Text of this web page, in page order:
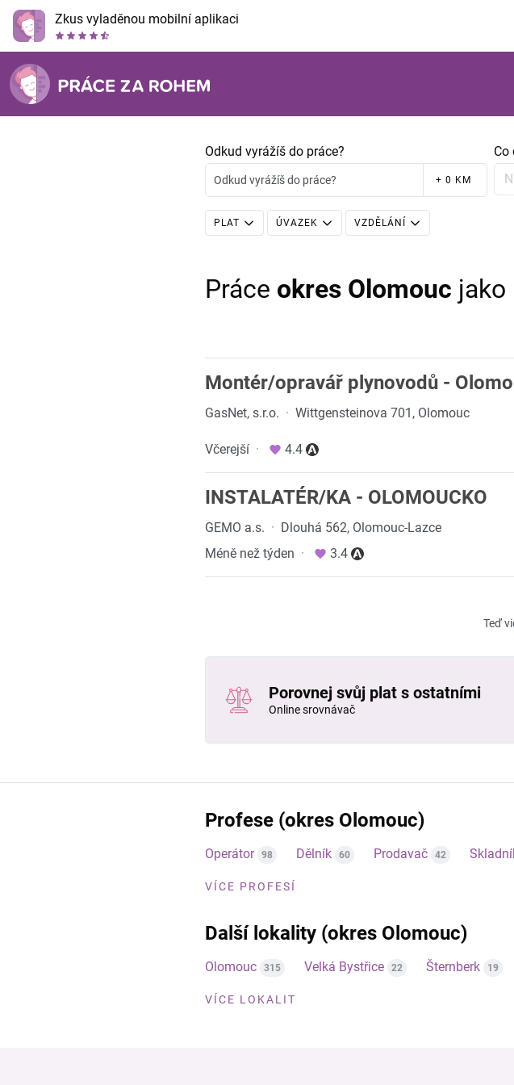
Zkus vyladěnou mobilní aplikaci
Odkud vyrážíš do práce?
Odkud vyrážíš do práce? + 0 KM
Co
PLAT ÚVAZEK VZDĚLÁNÍ
Práce okres Olomouc jako
Montér/opravář plynovodů -
GasNet, s.r.o. · Wittgensteinova 701, Olomouc
Včerejší · 4.4
INSTALATÉR/KA - OLOMOUCKO
GEMO a.s. · Dlouhá 562, Olomouc-Lazce
Méně než týden · 3.4
Teď
Porovnej svůj plat s ostatními
Online srovnávač
Profese (okres Olomouc)
Operátor 98 Dělník 60 Prodavač 42
VÍCE PROFESÍ
Další lokality (okres Olomouc)
Olomouc 315 Velká Bystřice 22 Šternberk 19
VÍCE LOKALIT